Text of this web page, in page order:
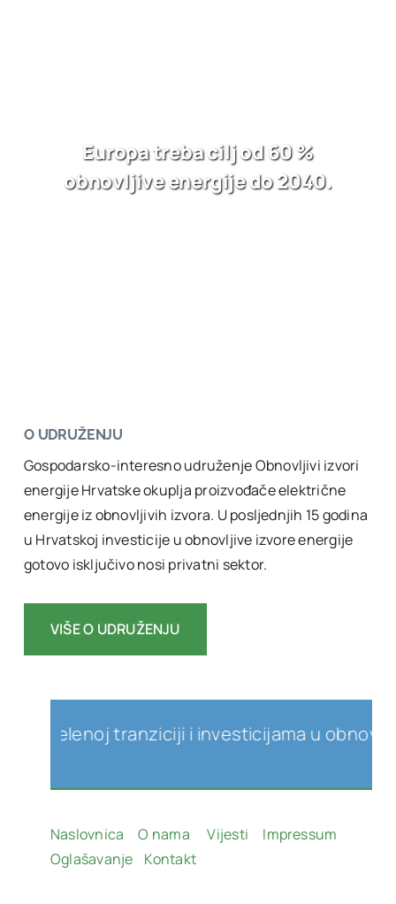
Europa treba cilj od 60 %
obnovljive energije do 2040.
O UDRUŽENJU
Gospodarsko-interesno udruženje Obnovljivi izvori
energije Hrvatske okuplja proizvođače električne
energije iz obnovljivih izvora. U posljednjih 15 godina
u Hrvatskoj investicije u obnovljive izvore energije
gotovo isključivo nosi privatni sektor.
VIŠE O UDRUŽENJU
tranziciji i investicijama u obnovljive
Naslovnica O nama Vijesti
Impressum
Oglašavanje
Kontakt